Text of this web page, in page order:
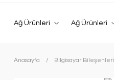
Ağ Ürünleri Ağ Ürünleri
Anasayfa Bilgisayar Bileşenleri